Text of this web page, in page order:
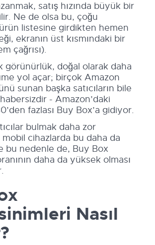
satış hızında büyük bir
Ne de olsa bu, çoğu
listesine girdikten hemen
ekranın üst kısmındaki bir
çağrısı).
görünürlük, doğal olarak daha
yol açar; birçok Amazon
sunan başka satıcıların bile
- Amazon’daki
fazlası Buy Box’a gidiyor.
bulmak daha zor
cihazlarda bu daha da
bu nedenle de, Buy Box
daha da yüksek olması
Nasıl